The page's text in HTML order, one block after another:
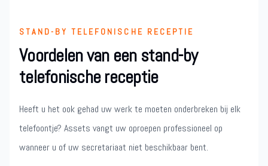
STAND-BY TELEFONISCHE RECEPTIE
Voordelen van een stand-by
telefonische receptie
Heeft u het ook gehad uw werk te moeten onderbreken bij elk
telefoontje? Assets vangt uw oproepen professioneel op
wanneer u of uw secretariaat niet beschikbaar bent.